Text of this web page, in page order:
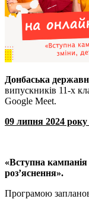
Донбаська
випускників 11-х
Google Meet.
09 липня 2024 року
«Вступна кампанія
роз’яснення».
Програмою